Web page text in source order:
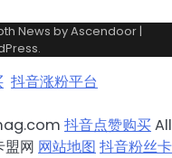
News byAscendoor|
.
抖音涨粉平台
抖音点赞购买All
盟网 网站地图 抖音粉丝卡